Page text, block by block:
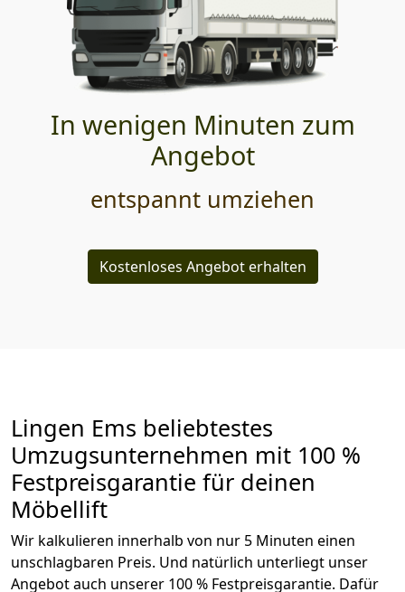
In wenigen Minuten zum
Angebot
entspannt umziehen
Kostenloses Angebot erhalten
Lingen Ems beliebtestes
Umzugsunternehmen mit 100 %
Festpreisgarantie für deinen
Möbellift
Wir kalkulieren innerhalb von nur 5 Minuten einen
unschlagbaren Preis. Und natürlich unterliegt unser
Angebot auch unserer 100 % Festpreisgarantie. Dafür